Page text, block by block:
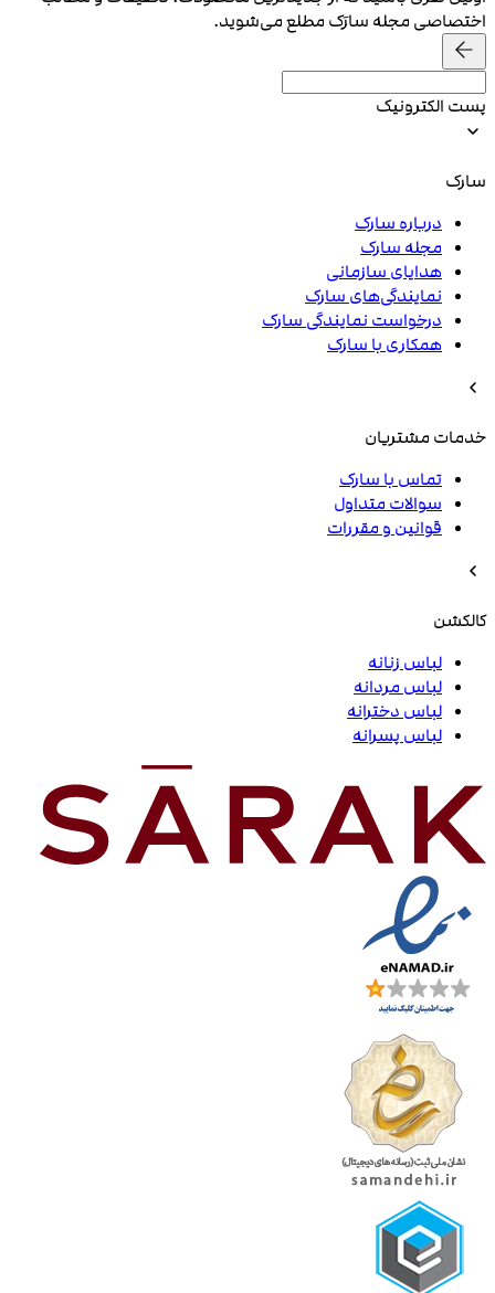
اختصاصی مجله سارَک مطلع می‌شوید.
پست الکترونیک
سارک
درباره سارک
مجله سارک
هدایای سازمانی
نمایندگی‌های سارک
درخواست نمایندگی سارک
همکاری با سارک
خدمات مشتریان
تماس با سارک
سوالات متداول
قوانین و مقررات
کالکشن
لباس زنانه
لباس مردانه
لباس دخترانه
لباس پسرانه